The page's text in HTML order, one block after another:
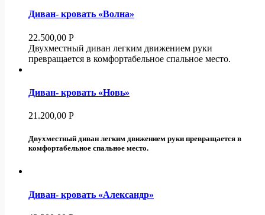
Диван- кровать «Волна»
22.500,00 Р
Двухместный диван легким движением руки
превращается в комфортабельное спальное место.
Диван- кровать «Новь»
21.200,00 Р
Двухместный диван легким движением руки превращается в
комфортабельное спальное место.
Диван- кровать «Александр»